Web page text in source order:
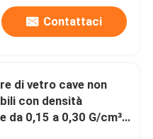
Contattaci
di vetro cave non
con densità
da 0,15 a 0,30 G/cm³